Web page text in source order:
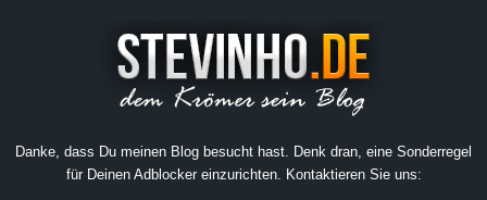
Danke, dass Du meinen Blog besucht hast. Denk dran, eine Sonderregel
für Deinen Adblocker einzurichten. Kontaktieren Sie uns: